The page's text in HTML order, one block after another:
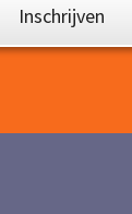
Inschrijven